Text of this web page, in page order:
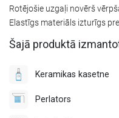
Rotējošie uzgaļi novērš
Elastīgs materiāls izturīgs
Šajā produktā
Keramikas kasetne
Perlators